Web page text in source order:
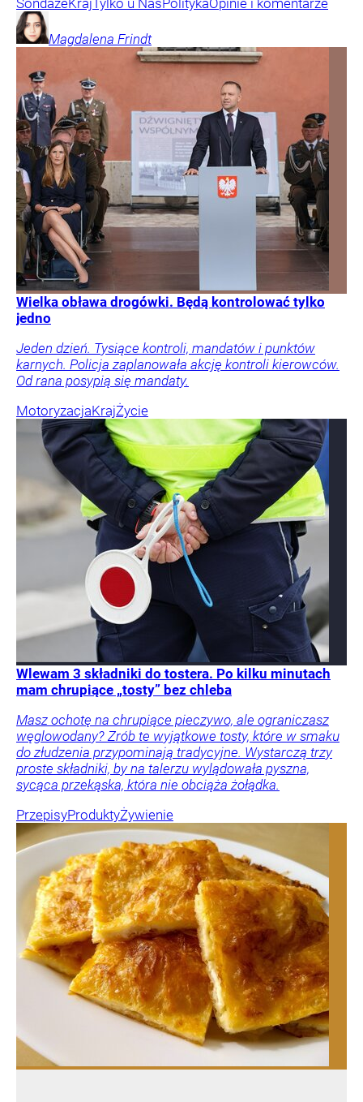
SondażeKrajTylko u NasPolitykaOpinie i komentarze
Magdalena Frindt
Wielka obława drogówki. Będą kontrolować tylko
jedno
Jeden dzień. Tysiące kontroli, mandatów i punktów
karnych. Policja zaplanowała akcję kontroli kierowców.
Od rana posypią się mandaty.
MotoryzacjaKrajŻycie
Wlewam 3 składniki do tostera. Po kilku minutach
mam chrupiące „tosty” bez chleba
Masz ochotę na chrupiące pieczywo, ale ograniczasz
węglowodany? Zrób te wyjątkowe tosty, które w smaku
do złudzenia przypominają tradycyjne. Wystarczą trzy
proste składniki, by na talerzu wylądowała pyszna,
sycąca przekąska, która nie obciąża żołądka.
PrzepisyProduktyŻywienie